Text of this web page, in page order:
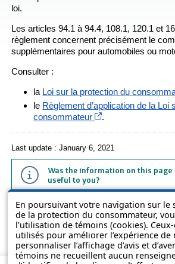
En poursuivant votre navigation sur le
de la protection du consommateur,
l’utilisation de témoins (cookies).
utilisés pour améliorer l’expérience
personnaliser l’affichage d’avis et
témoins ne recueillent aucun
loi.
Les articles 94.1 à 94.4, 108.1, 120.1 et
règlement concernent précisément le
supplémentaires pour automobiles ou
Consulter :
la Loi sur la protection du
le Règlement d’application de la Loi
consommateur
Cet hyperlien
.
Last update : January 6, 2021
Was the information on this page
useful to you?
The information contained on this page is
make it easier to understand. It does not
and regulations.